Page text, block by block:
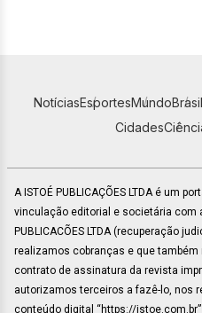
NotíciasEsportesMundo
Cidades
A ISTOÉ PUBLICAÇÕES LTDA é um
vinculação editorial e societária com a
PUBLICACÕES LTDA (recuperação
realizamos cobranças e que
contrato de assinatura da revista
autorizamos terceiros a fazê-lo, nos
conteúdo digital “https://